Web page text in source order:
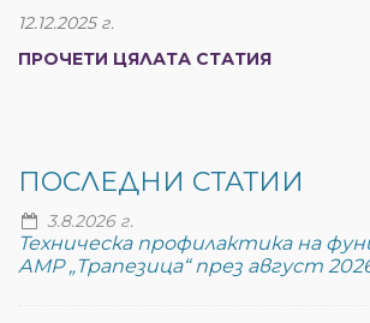
12.12.2025 г.
ПРОЧЕТИ ЦЯЛАТА СТАТИЯ
ПОСЛЕДНИ СТАТИИ
3.8.2026 г.
Техническа профилактика на
АМР „Трапезица“ през август